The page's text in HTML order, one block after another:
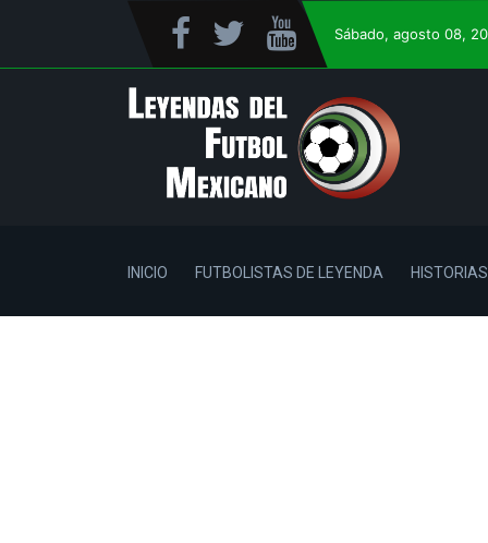
Sábado, agosto 08,
INICIO FUTBOLISTAS DE LEYENDA